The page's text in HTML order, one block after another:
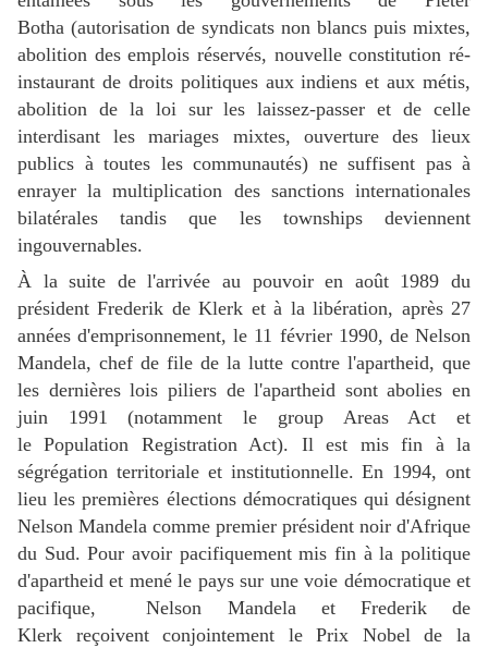
Botha (autorisation de syndicats non blancs puis mixtes,
abolition des emplois réservés, nouvelle constitution ré-
instaurant de droits politiques aux indiens et aux métis,
abolition de la loi sur les laissez-passer et de celle
interdisant les mariages mixtes, ouverture des lieux
publics à toutes les communautés) ne suffisent pas à
enrayer la multiplication des sanctions internationales
bilatérales tandis que les townships deviennent
ingouvernables.
À la suite de l'arrivée au pouvoir en août 1989 du
président Frederik de Klerk et à la libération, après 27
années d'emprisonnement, le 11 février 1990, de Nelson
Mandela, chef de file de la lutte contre l'apartheid, que
les dernières lois piliers de l'apartheid sont abolies en
juin 1991 (notamment le group Areas Act et
le Population Registration Act). Il est mis fin à la
ségrégation territoriale et institutionnelle. En 1994, ont
lieu les premières élections démocratiques qui désignent
Nelson Mandela comme premier président noir d'Afrique
du Sud. Pour avoir pacifiquement mis fin à la politique
d'apartheid et mené le pays sur une voie démocratique et
pacifique, Nelson Mandela et Frederik de
Klerk reçoivent conjointement le Prix Nobel de la